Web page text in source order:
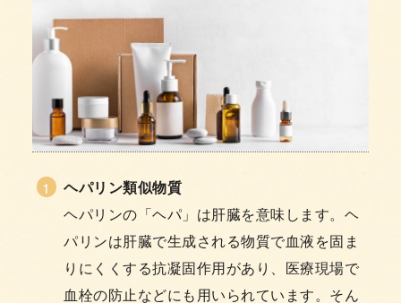
ヘパリン類似物質
ヘパリンの「ヘパ」は肝臓を意味します。ヘ
パリンは肝臓で生成される物質で血液を固ま
りにくくする抗凝固作用があり、医療現場で
血栓の防止などにも用いられています。そん